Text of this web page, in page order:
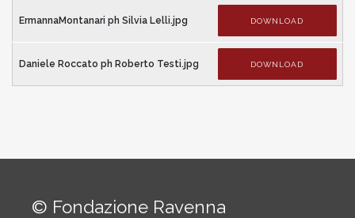
ErmannaMontanari ph Silvia Lelli.jpg DOWNLOAD
Daniele Roccato ph Roberto Testi.jpg DOWNLOAD
© Fondazione Ravenna